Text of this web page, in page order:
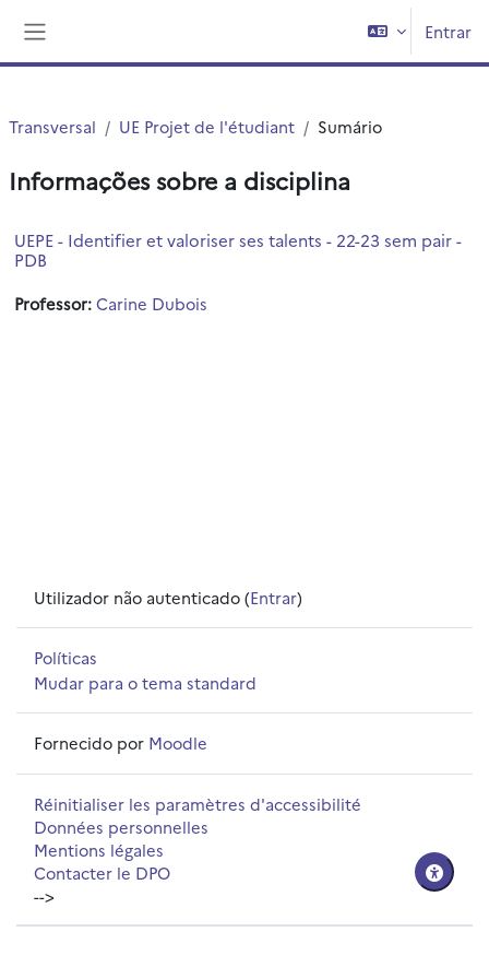
Entrar
Transversal UE Projet de l'étudiant Sumário
Informações sobre a disciplina
UEPE - Identifier et valoriser ses talents - 22-23 sem pair -
PDB
Professor:Carine Dubois
Utilizador não autenticado (Entrar)
Políticas
Mudar para o tema standard
Fornecido por Moodle
Réinitialiser les paramètres d'accessibilité
Données personnelles
Mentions légales
Contacter le DPO
-->